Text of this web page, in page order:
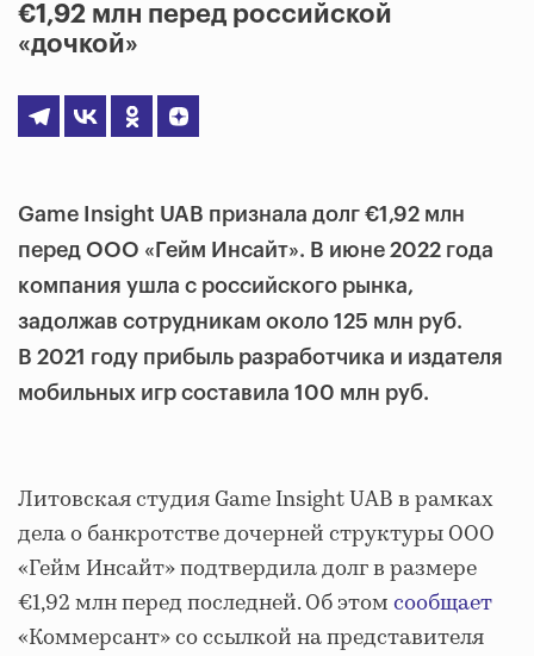
€1,92 млн перед российской
«дочкой»
Game Insight UAB признала долг €1,92 млн
перед ООО «Гейм Инсайт». В июне 2022 года
компания ушла с российского рынка,
задолжав сотрудникам около 125 млн руб.
В 2021 году прибыль разработчика и издателя
мобильных игр составила 100 млн руб.
Литовская студия Game Insight UAB в рамках
дела о банкротстве дочерней структуры ООО
«Гейм Инсайт» подтвердила долг в размере
€1,92 млн перед последней. Об этомсообщает
«Коммерсант» со ссылкой на представителя